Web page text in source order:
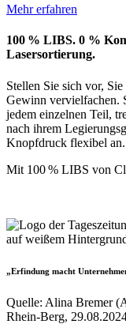
Mehr erfahren
100 % LIBS. 0 %
Lasersortierung.
Stellen Sie sich vor,
Gewinn vervielfachen.
jedem einzelnen Teil,
nach ihrem
Knopfdruck flexibel an.
Mit 100 % LIBS von
„Erfindung macht
Quelle: Alina Bremer
Rhein-Berg,